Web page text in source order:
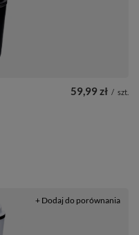
59,99 zł / szt.
+ Dodaj do porównania